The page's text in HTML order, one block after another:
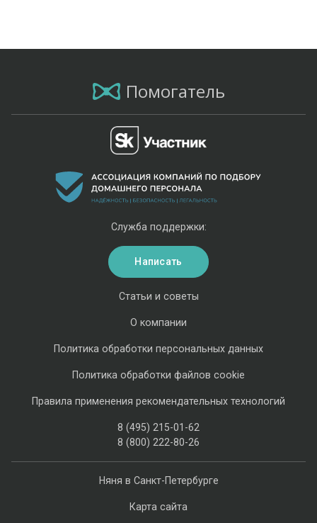
Помогатель
Няня в Санкт-Петербурге
Карта сайта
Статьи и советы
О компании
Политика обработки персональных данных
Политика обработки файлов cookie
Правила применения рекомендательных технологий
8 (495) 215-01-62
8 (800) 222-80-26
Служба поддержки:
Написать